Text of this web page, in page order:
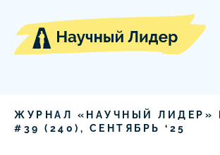
ЖУРНАЛ «НАУЧНЫЙ ЛИДЕР»
# 39 ( 240 ), СЕНТЯБРЬ ‘ 25